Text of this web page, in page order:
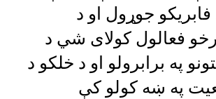
جوړول او د
فعالول کولای شي د
په برابرولو او د خلکو د
په ښه کولو کې